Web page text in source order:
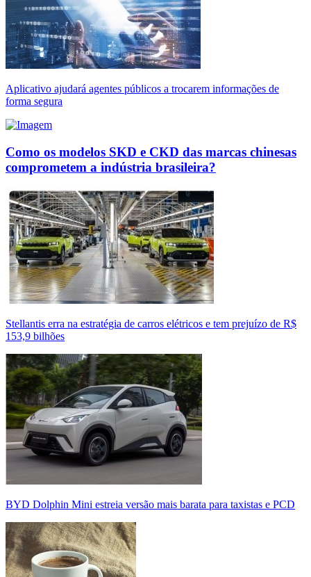
Aplicativo ajudará agentes públicos a trocarem informações de
forma segura
Como os modelos SKD e CKD das marcas chinesas
comprometem a indústria brasileira?
Stellantis erra na estratégia de carros elétricos e tem prejuízo de R$
153,9 bilhões
BYD Dolphin Mini estreia versão mais barata para taxistas e PCD